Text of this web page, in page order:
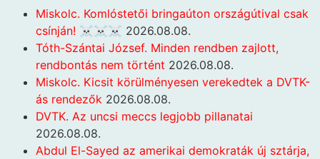
Miskolc. Komlóstetői bringaúton országútival csak
csínján! ☠️☠️☠️ 2026.08.08.
Tóth-Szántai József. Minden rendben zajlott,
rendbontás nem történt 2026.08.08.
Miskolc. Kicsit körülményesen verekedtek a DVTK-
ás rendezők 2026.08.08.
DVTK. Az uncsi meccs legjobb pillanatai
2026.08.08.
Abdul El-Sayed az amerikai demokraták új sztárja,